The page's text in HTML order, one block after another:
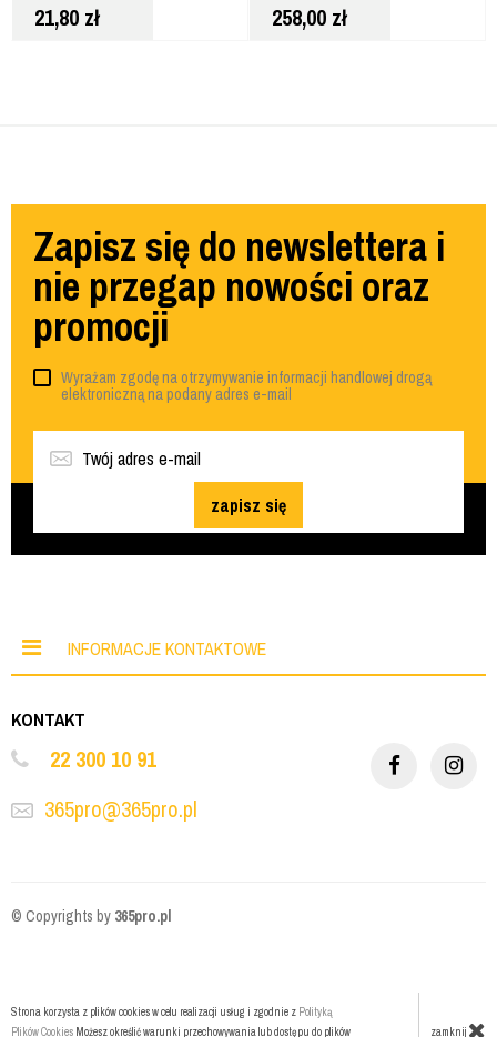
21,80 zł 258,00 zł
Zapisz się do newslettera i
nie przegap nowości oraz
promocji
Wyrażam zgodę na otrzymywanie informacji handlowej drogą
elektroniczną na podany adres e-mail
zapisz się
INFORMACJE KONTAKTOWE
KONTAKT
22 300 10 91
365pro@365pro.pl
© Copyrights by 365pro.pl
Strona korzysta z plików cookies w celu realizacji usług i zgodnie z Polityką
Plików Cookies Możesz określić warunki przechowywania lub dostępu do plików zamknij